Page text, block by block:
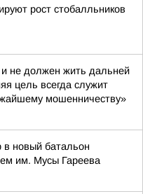
рост стобалльников
не должен жить дальней
цель всегда служит
мошенничеству»
новый батальон
им. Мусы Гареева